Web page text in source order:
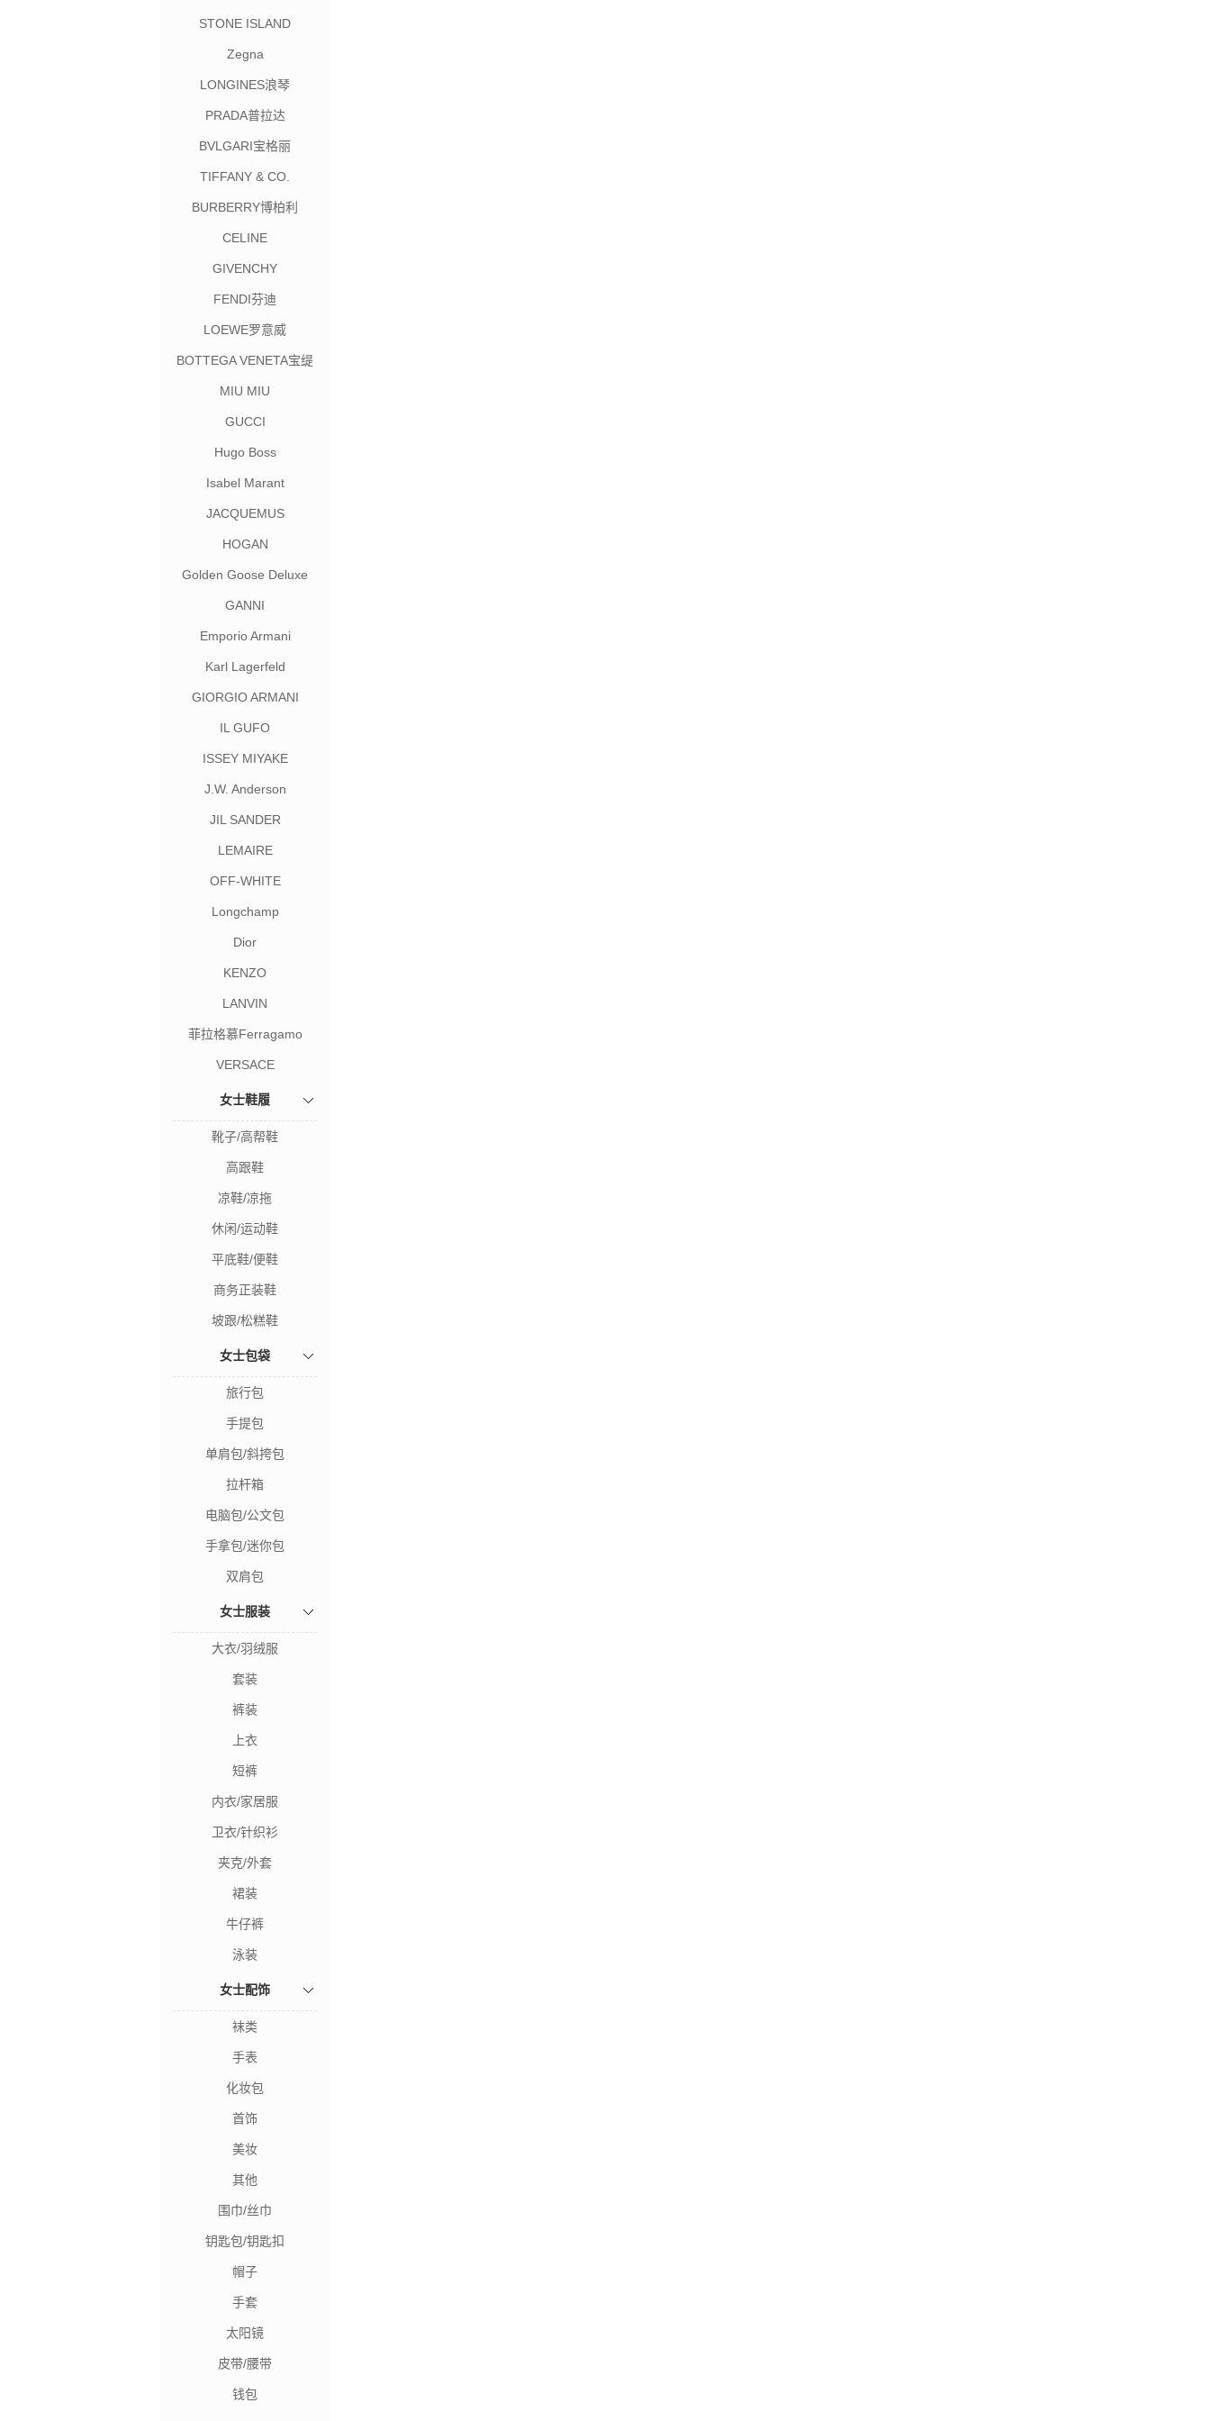
STONE ISLAND
Zegna
LONGINES浪琴
PRADA普拉达
BVLGARI宝格丽
TIFFANY & CO.
BURBERRY博柏利
CELINE
GIVENCHY
FENDI芬迪
LOEWE罗意威
BOTTEGA VENETA宝缇
MIU MIU
GUCCI
Hugo Boss
Isabel Marant
JACQUEMUS
HOGAN
Golden Goose Deluxe
GANNI
Emporio Armani
Karl Lagerfeld
GIORGIO ARMANI
IL GUFO
ISSEY MIYAKE
J.W. Anderson
JIL SANDER
LEMAIRE
OFF-WHITE
Longchamp
Dior
KENZO
LANVIN
菲拉格慕Ferragamo
VERSACE
女士鞋履
靴子/高帮鞋
高跟鞋
凉鞋/凉拖
休闲/运动鞋
平底鞋/便鞋
商务正装鞋
坡跟/松糕鞋
女士包袋
旅行包
手提包
单肩包/斜挎包
拉杆箱
电脑包/公文包
手拿包/迷你包
双肩包
女士服装
大衣/羽绒服
套装
裤装
上衣
短裤
内衣/家居服
卫衣/针织衫
夹克/外套
裙装
牛仔裤
泳装
女士配饰
袜类
手表
化妆包
首饰
美妆
其他
围巾/丝巾
钥匙包/钥匙扣
帽子
手套
太阳镜
皮带/腰带
钱包